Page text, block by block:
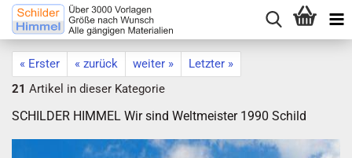
« Erster « zurück weiter »
Letzter »
21 Artikel in dieser Kategorie
SCHILDER HIMMEL Wir sind Weltmeister 1990 Schild